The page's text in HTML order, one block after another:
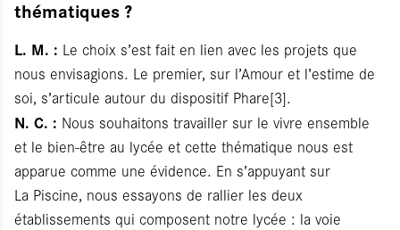
thématiques ?
L. M. : Le choix s’est fait en lien avec les projets que
nous envisagions. Le premier, sur l’Amour et l’estime de
soi, s’articule autour du dispositif Phare[3].
N. C. : Nous souhaitons travailler sur le vivre ensemble
et le bien-être au lycée et cette thématique nous est
apparue comme une évidence. En s’appuyant sur
La Piscine, nous essayons de rallier les deux
établissements qui composent notre lycée : la voie